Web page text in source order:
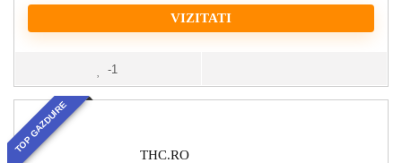
VIZITATI
-1
TOP GAZDUIRE
THC.RO